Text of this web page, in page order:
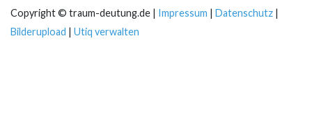
Copyright © traum-deutung.de | Impressum | Datenschutz |
Bilderupload | Utiq verwalten